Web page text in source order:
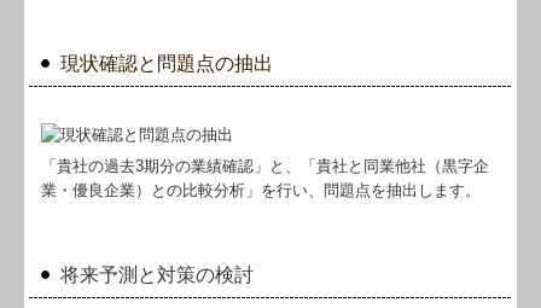
公益法人会計DB
社長メニューASP版
経営革新等支援機関とは
経営改善オンデマンド講座
現状確認と問題点の抽出
「貴社の過去3期分の業績確認」と、「貴社と同業他社（黒字企
業・優良企業）との比較分析」を行い、問題点を抽出します。
将来予測と対策の検討